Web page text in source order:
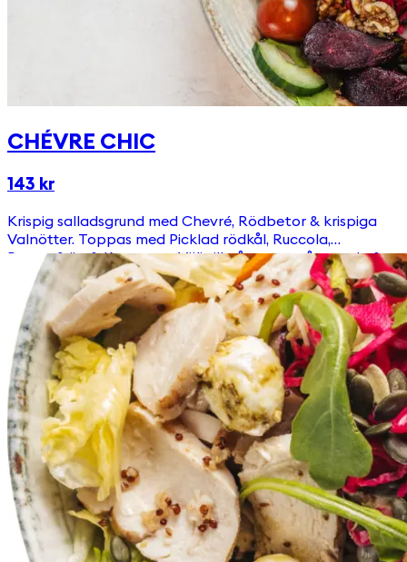
CHÉVRE CHIC
143 kr
Krispig salladsgrund med Chevré, Rödbetor & krispiga
Valnötter. Toppas med Picklad rödkål, Ruccola,
Pumpafrön & Krutonger Välj till någon av våra goda &
egengjorda dressingar!